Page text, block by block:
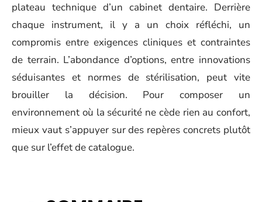
plateau technique d’un cabinet dentaire. Derrière
chaque instrument, il y a un choix réfléchi, un
compromis entre exigences cliniques et contraintes
de terrain. L’abondance d’options, entre innovations
séduisantes et normes de stérilisation, peut vite
brouiller la décision. Pour composer un
environnement où la sécurité ne cède rien au confort,
mieux vaut s’appuyer sur des repères concrets plutôt
que sur l’effet de catalogue.